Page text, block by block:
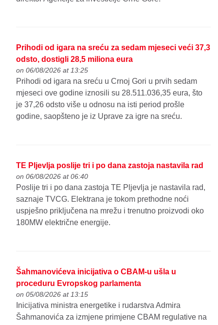
Prihodi od igara na sreću za sedam mjeseci veći 37,3
odsto, dostigli 28,5 miliona eura
on 06/08/2026 at 13:25
Prihodi od igara na sreću u Crnoj Gori u prvih sedam
mjeseci ove godine iznosili su 28.511.036,35 eura, što
je 37,26 odsto više u odnosu na isti period prošle
godine, saopšteno je iz Uprave za igre na sreću.
TE Pljevlja poslije tri i po dana zastoja nastavila rad
on 06/08/2026 at 06:40
Poslije tri i po dana zastoja TE Pljevlja je nastavila rad,
saznaje TVCG. Elektrana je tokom prethodne noći
uspješno priključena na mrežu i trenutno proizvodi oko
180MW električne energije.
Šahmanovićeva inicijativa o CBAM-u ušla u
proceduru Evropskog parlamenta
on 05/08/2026 at 13:15
Inicijativa ministra energetike i rudarstva Admira
Šahmanovića za izmjene primjene CBAM regulative na